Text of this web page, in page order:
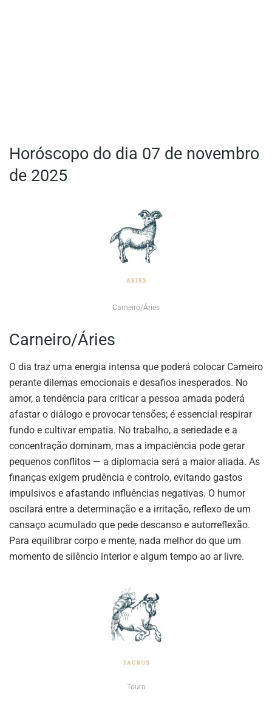
Horóscopo do dia 07 de novembro
de 2025
Carneiro/Áries
Carneiro/Áries
O dia traz uma energia intensa que poderá colocar Carneiro
perante dilemas emocionais e desafios inesperados. No
amor, a tendência para criticar a pessoa amada poderá
afastar o diálogo e provocar tensões; é essencial respirar
fundo e cultivar empatia. No trabalho, a seriedade e a
concentração dominam, mas a impaciência pode gerar
pequenos conflitos — a diplomacia será a maior aliada. As
finanças exigem prudência e controlo, evitando gastos
impulsivos e afastando influências negativas. O humor
oscilará entre a determinação e a irritação, reflexo de um
cansaço acumulado que pede descanso e autorreflexão.
Para equilibrar corpo e mente, nada melhor do que um
momento de silêncio interior e algum tempo ao ar livre.
Touro